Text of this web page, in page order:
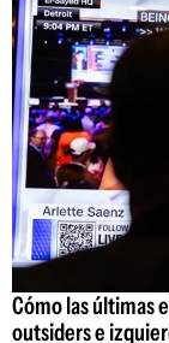
Cómo las últimas
outsiders e